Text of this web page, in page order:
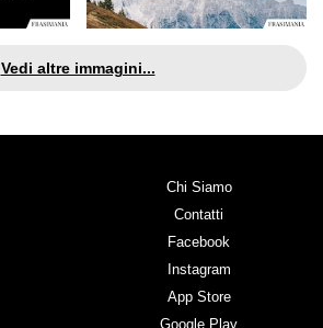
Vedi altre immagini...
Chi Siamo
Contatti
Facebook
Instagram
App Store
Google Play